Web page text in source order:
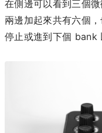
在側邊可以看到三個
兩邊加起來共有六個
停止或進到下個 bank